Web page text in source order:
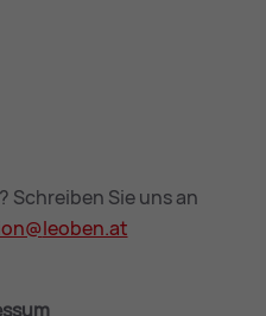
Schreiben Sie uns an
leoben.at